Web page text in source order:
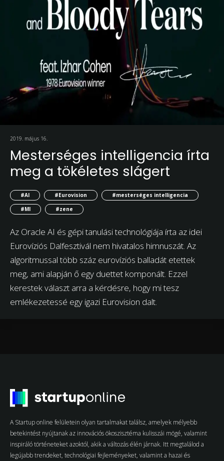
2019. május 16.
Mesterséges intelligencia írta
meg a tökéletes slágert
#AI #Eurovision
#mesterséges intelligencia
#MI
#zene
Az Oracle AI és gépi tanulási technológiája írta az idei
Eurovíziós Dalfesztivál nem hivatalos himnuszát. Az
algoritmussal több száz eurovíziós balladát etettek
meg, ami alapján ő egy duettet komponált. Ezzel
kerestek választ arra a kérdésre, hogy mi tesz
emlékezetessé egy igazi Eurovision dalt.
A Startup online felületein olyan tartalmakat találsz, amelyek mélyebb
betekintést nyújtanak az innovációs ökoszisztéma kulisszái mögé, valamint
inspiráló történeteket azoktól, akik a változás élén járnak. Itt megtalálod a
legújabb trendeket, technológiai fejleményeket, valamint a hazai és